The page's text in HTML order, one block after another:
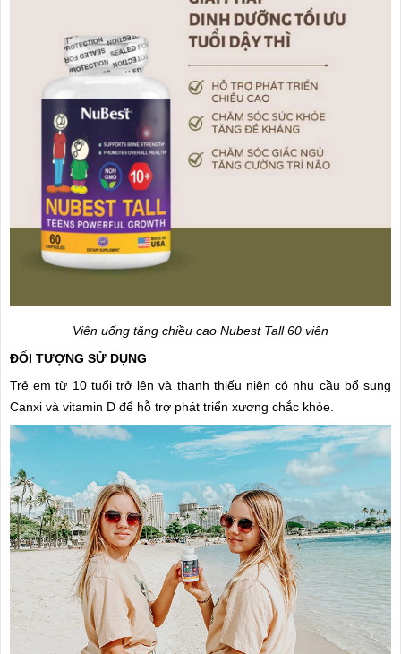
Viên uống tăng chiều cao Nubest Tall 60 viên
ĐỐI TƯỢNG SỬ DỤNG
Trẻ em từ 10 tuổi trở lên và thanh thiếu niên có nhu cầu bổ sung
Canxi và vitamin D để hỗ trợ phát triển xương chắc khỏe.